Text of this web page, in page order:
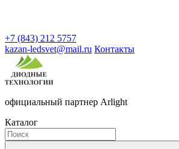
+7 (843) 212 5757
kazan-ledsvet@mail.ru Контакты
официальный партнер Arlight
Каталог